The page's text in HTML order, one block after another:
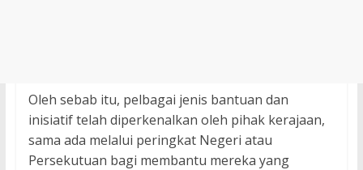
Oleh sebab itu, pelbagai jenis bantuan dan
inisiatif telah diperkenalkan oleh pihak kerajaan,
sama ada melalui peringkat Negeri atau
Persekutuan bagi membantu mereka yang